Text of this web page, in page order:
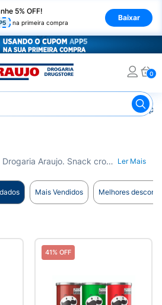
5% OFF!
na primeira compra
Baixar
0
Batata Chips
Compre Batata Chips na Drogaria Araujo. Snack crocante e delicioso para o seu lanche. Entrega para todo o Brasil. Ler Mais
Mais Vendidos Melhores
41% OFF